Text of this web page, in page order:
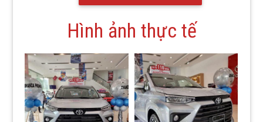
Hình ảnh thực tế